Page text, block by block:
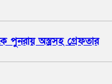
অস্ত্রসহ গ্রেফতার